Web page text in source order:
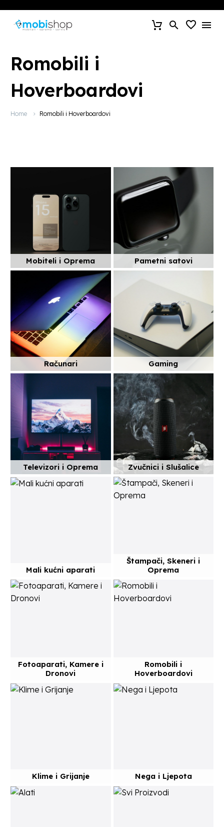
Romobili i
Hoverboardovi
Home Romobili i Hoverboardovi
Mobiteli i Oprema Pametni satovi
Računari Gaming
Televizori i Oprema Zvučnici i Slušalice
Mali kućni aparati
Štampači, Skeneri i
Oprema
Fotoaparati, Kamere i
Dronovi
Romobili i
Hoverboardovi
Klime i Grijanje Nega i Ljepota